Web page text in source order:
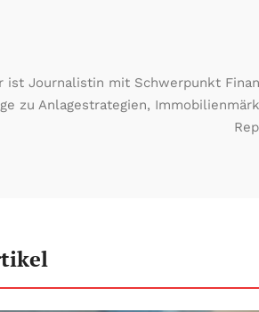
ist Journalistin mit Schwerpunkt
zu Anlagestrategien,